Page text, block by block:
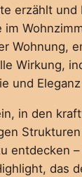
erzählt und
im
Wohnung,
Wirkung,
und
in den
entdecken –
das